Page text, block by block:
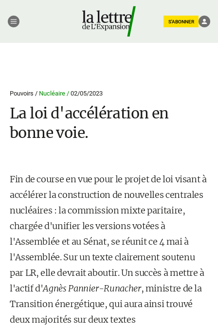
S'ABONNER
Pouvoirs / Nucléaire / 02/05/2023
La loi d'accélération en
bonne voie.
Fin de course en vue pour le projet de loi visant à
accélérer la construction de nouvelles centrales
nucléaires : la commission mixte paritaire,
chargée d'unifier les versions votées à
l'Assemblée et au Sénat, se réunit ce 4 mai à
l'Assemblée. Sur un texte clairement soutenu
par LR, elle devrait aboutir. Un succès à mettre à
l'actif d'Agnès Pannier-Runacher, ministre de la
Transition énergétique, qui aura ainsi trouvé
deux majorités sur deux textes